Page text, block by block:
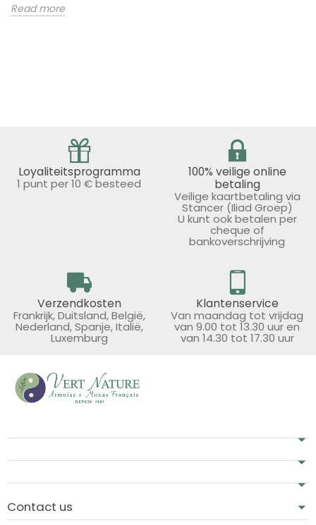
Read more
Loyaliteitsprogramma
1 punt per 10 € besteed
100% veilige online
betaling
Veilige kaartbetaling via
Stancer (Iliad Groep)
U kunt ook betalen per
cheque of
bankoverschrijving
Verzendkosten
Frankrijk, Duitsland, België,
Nederland, Spanje, Italië,
Luxemburg
Klantenservice
Van maandag tot vrijdag
van 9.00 tot 13.30 uur en
van 14.30 tot 17.30 uur
Contact us